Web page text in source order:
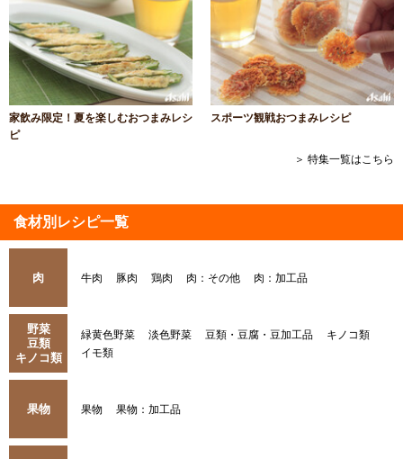
家飲み限定！夏を楽しむおつまみレシ
ピ
スポーツ観戦おつまみレシピ
＞ 特集一覧はこちら
食材別レシピ一覧
肉 牛肉 豚肉 鶏肉 肉：その他 肉：加工品
野菜
豆類
キノコ類
緑黄色野菜 淡色野菜 豆類・豆腐・豆加工品
キノコ類
イモ類
果物 果物 果物：加工品